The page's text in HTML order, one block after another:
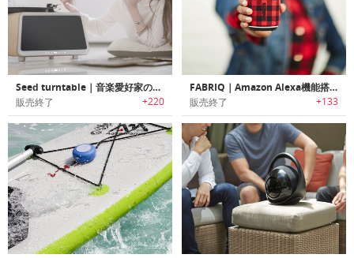
Seed turntable｜音楽愛好家の為にデザインされたオールインワンターンテーブルシステム「シード」
販売終了 +220
FABRIQ｜Amazon Alexa機能搭載ワイヤレススマートスピーカー「ファブリック」
販売終了 +133